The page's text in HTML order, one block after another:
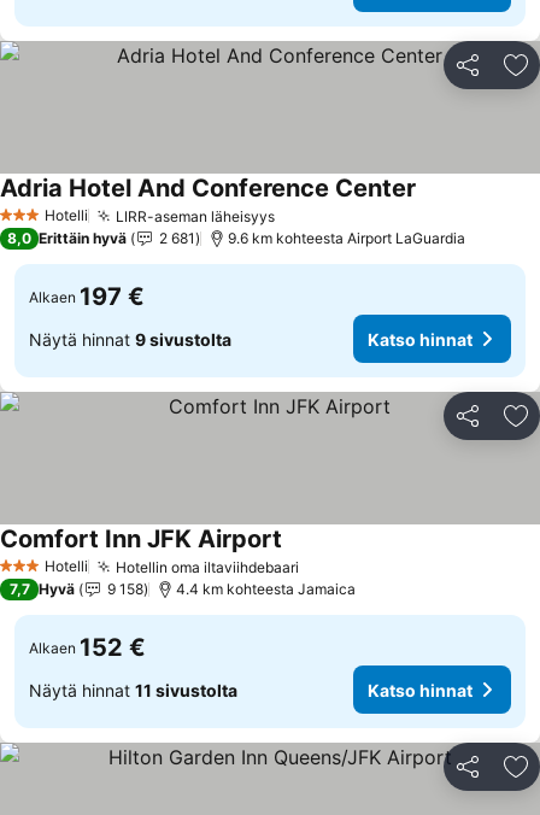
Jaa
3 Tähtiluokitus
Hotelli LIRR-aseman läheisyysKatso hinnat
Adria Hotel And Conference Center
8,0 Erittäin hyvä 2 681 9.6 km kohteesta Airport LaGuardia
Alkaen 197 €
Näytä hinnat 9 sivustolta Katso hinnat
Jaa
3 Tähtiluokitus
Hotelli Hotellin oma iltaviihdebaari
Comfort Inn JFK Airport
7,7 Hyvä 9 158 4.4 km kohteesta Jamaica
Alkaen 152 €
Näytä hinnat 11 sivustolta Katso hinnat
Jaa